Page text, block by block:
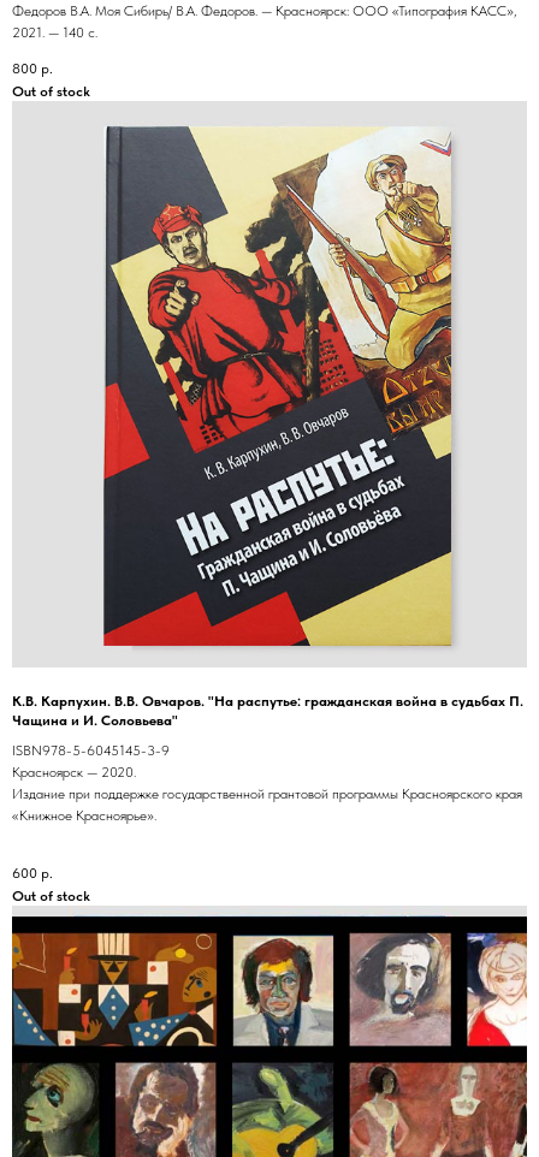
Федоров В.А. Моя Сибирь/ В.А. Федоров. — Красноярск: ООО «Типография КАСС»,
2021. — 140 с.
800 р.
Out of stock
К.В. Карпухин. В.В. Овчаров. "На распутье: гражданская война в судьбах П.
Чащина и И. Соловьева"
ISBN978-5-6045145-3-9
Красноярск — 2020.
Издание при поддержке государственной грантовой программы Красноярского края
«Книжное Красноярье».
600 р.
Out of stock